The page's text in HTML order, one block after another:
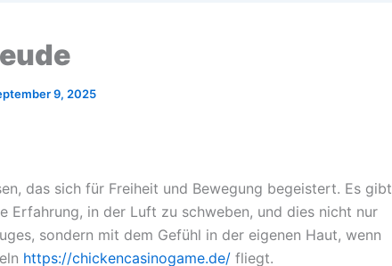
9, 2025
das sich für Freiheit und Bewegung begeistert. Es gibt
Erfahrung, in der Luft zu schweben, und dies nicht nur
sondern mit dem Gefühl in der eigenen Haut, wenn
https://chickencasinogame.de/ fliegt.